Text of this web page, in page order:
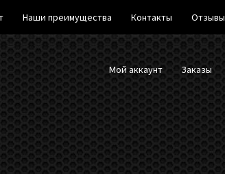
Мой аккаунт Заказы
Наши преимущества Контакты Отзывы